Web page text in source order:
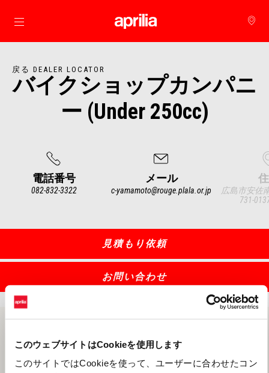
このウェブサイトはCookieを使用します
このサイトではCookieを使って、ユーザーに合わせたコン
メインコンテンツへ
戻る DEALER LOCATOR
バイクショップカンパニ
ー (Under 250cc)
電話番号
082-832-3322
メール
c-yamamoto@rouge.plala.or.jp
広島市安佐
731-
見積もり依頼
お問い合わせ